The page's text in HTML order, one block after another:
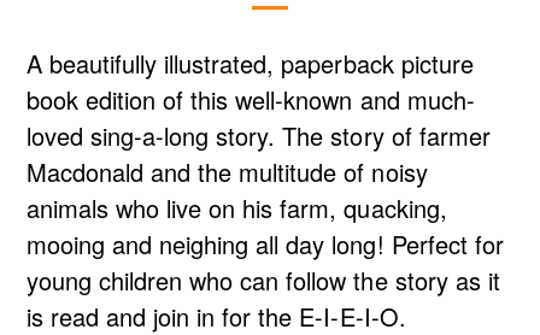
A beautifully illustrated, paperback picture
book edition of this well-known and much-
loved sing-a-long story. The story of farmer
Macdonald and the multitude of noisy
animals who live on his farm, quacking,
mooing and neighing all day long! Perfect for
young children who can follow the story as it
is read and join in for the E-I-E-I-O.